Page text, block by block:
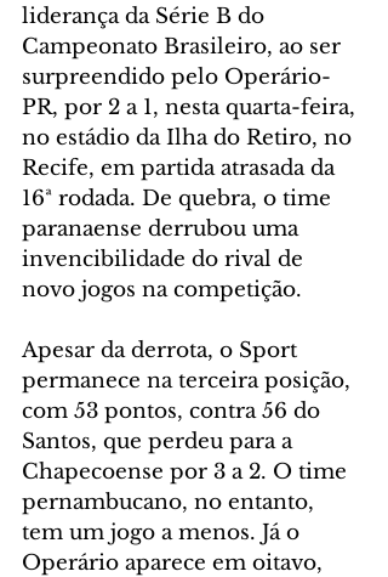
liderança da Série B do
Campeonato Brasileiro, ao ser
surpreendido pelo Operário-
PR, por 2 a 1, nesta quarta-feira,
no estádio da Ilha do Retiro, no
Recife, em partida atrasada da
16ª rodada. De quebra, o time
paranaense derrubou uma
invencibilidade do rival de
novo jogos na competição.
Apesar da derrota, o Sport
permanece na terceira posição,
com 53 pontos, contra 56 do
Santos, que perdeu para a
Chapecoense por 3 a 2. O time
pernambucano, no entanto,
tem um jogo a menos. Já o
Operário aparece em oitavo,